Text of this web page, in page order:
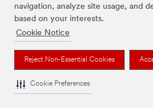
navigation, analyze site usage, and
based on your interests.
Cookie Notice
Reject Non-Essential Cookies
Cookie Preferences